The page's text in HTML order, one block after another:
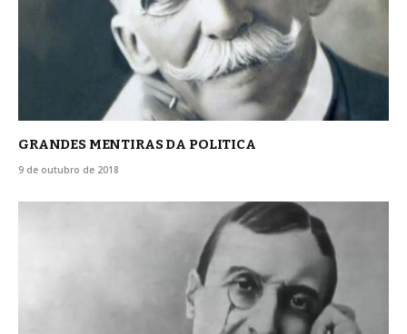
GRANDES MENTIRAS DA POLITICA
9 de outubro de 2018